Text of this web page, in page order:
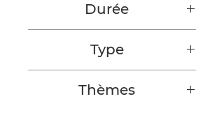
Durée
Type
Thèmes